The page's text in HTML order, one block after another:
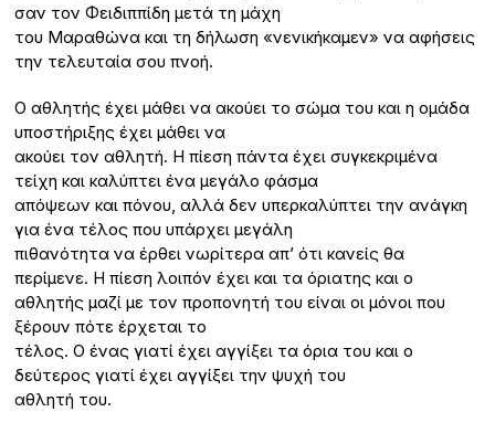
σαν τον Φειδιππίδη μετά τη μάχη
του Μαραθώνα και τη δήλωση «νενικήκαμεν» να αφήσεις
την τελευταία σου πνοή.
Ο αθλητής έχει μάθει να ακούει το σώμα του και η ομάδα
υποστήριξης έχει μάθει να
ακούει τον αθλητή. Η πίεση πάντα έχει συγκεκριμένα
τείχη και καλύπτει ένα μεγάλο φάσμα
απόψεων και πόνου, αλλά δεν υπερκαλύπτει την ανάγκη
για ένα τέλος που υπάρχει μεγάλη
πιθανότητα να έρθει νωρίτερα απ’ ότι κανείς θα
περίμενε. Η πίεση λοιπόν έχει και τα όριατης και ο
αθλητής μαζί με τον προπονητή του είναι οι μόνοι που
ξέρουν πότε έρχεται το
τέλος. Ο ένας γιατί έχει αγγίξει τα όρια του και ο
δεύτερος γιατί έχει αγγίξει την ψυχή του
αθλητή του.